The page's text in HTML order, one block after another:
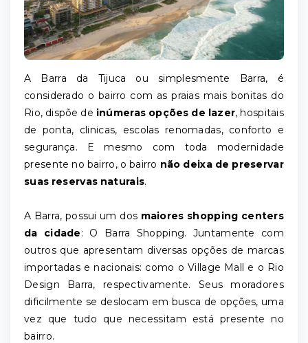
A Barra da Tijuca ou simplesmente Barra, é
considerado o bairro com as praias mais bonitas do
Rio, dispõe de inúmeras opções de lazer, hospitais
de ponta, clinicas, escolas renomadas, conforto e
segurança. E mesmo com toda modernidade
presente no bairro, o bairro não deixa de preservar
suas reservas naturais.
A Barra, possui um dos maiores shopping centers
da cidade: O Barra Shopping. Juntamente com
outros que apresentam diversas opções de marcas
importadas e nacionais: como o Village Mall e o Rio
Design Barra, respectivamente. Seus moradores
dificilmente se deslocam em busca de opções, uma
vez que tudo que necessitam está presente no
bairro.